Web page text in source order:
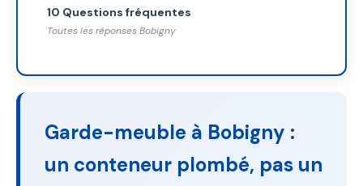
10 Questions fréquentes
Toutes les réponses Bobigny
Garde-meuble à Bobigny :
un conteneur plombé, pas un